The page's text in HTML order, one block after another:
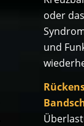
oder
und